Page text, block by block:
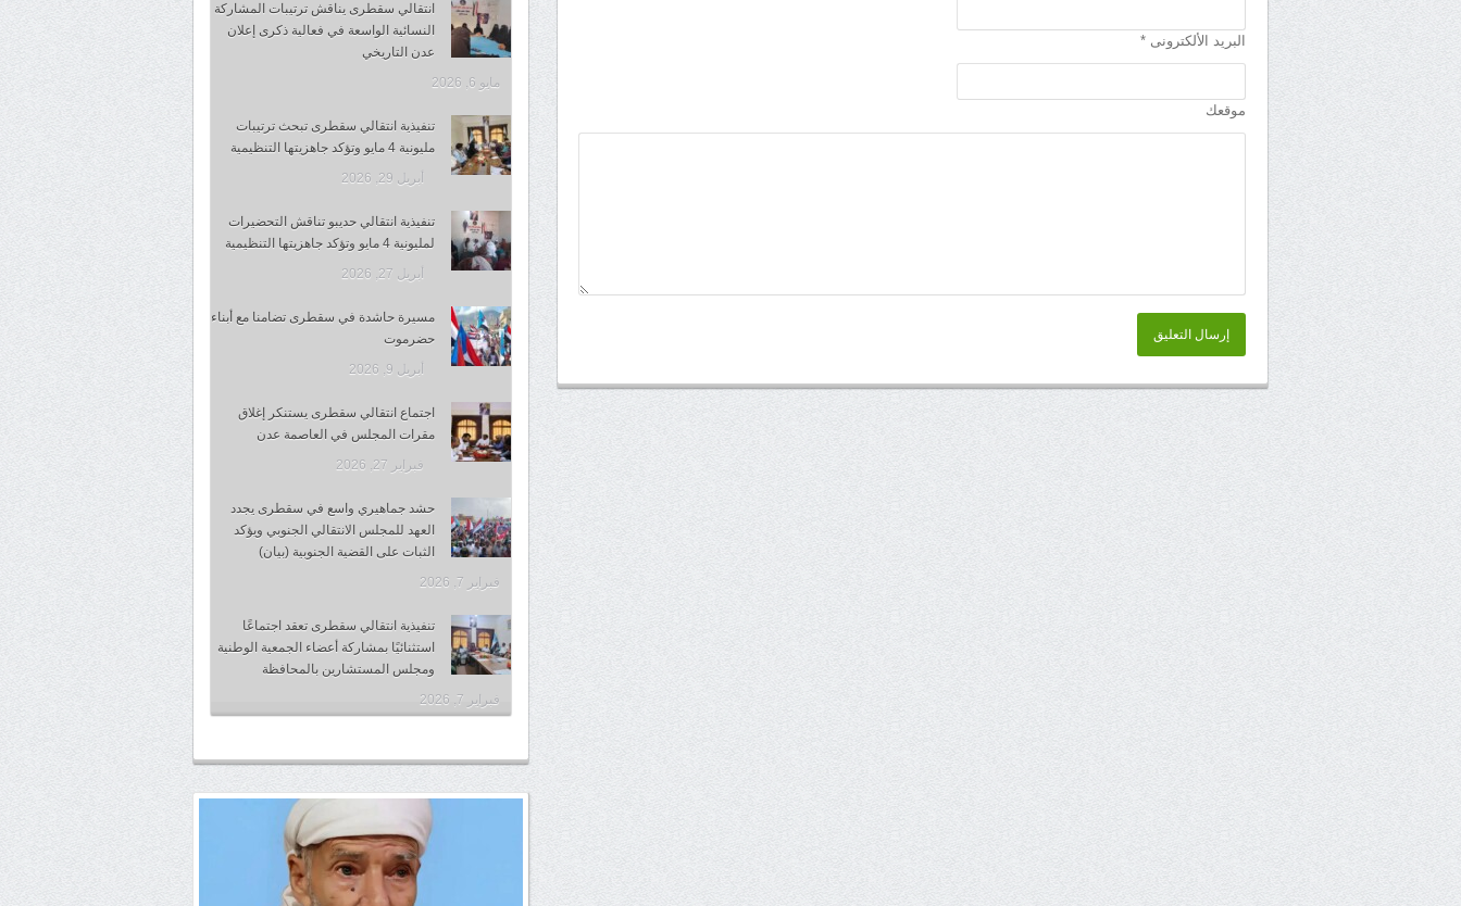
البريد الألكترونى *
موقعك
إرسال التعليق
انتقالي سقطرى يناقش ترتيبات المشاركة
النسائية الواسعة في فعالية ذكرى إعلان
عدن التاريخي
مايو 6, 2026
تنفيذية انتقالي سقطرى تبحث ترتيبات
مليونية 4 مايو وتؤكد جاهزيتها التنظيمية
أبريل 29, 2026
تنفيذية انتقالي حديبو تناقش التحضيرات
لمليونية 4 مايو وتؤكد جاهزيتها التنظيمية
أبريل 27, 2026
مسيرة حاشدة في سقطرى تضامنا مع أبناء
حضرموت
أبريل 9, 2026
اجتماع انتقالي سقطرى يستنكر إغلاق
مقرات المجلس في العاصمة عدن
فبراير 27, 2026
حشد جماهيري واسع في سقطرى يجدد
العهد للمجلس الانتقالي الجنوبي ويؤكد
الثبات على القضية الجنوبية (بيان)
فبراير 7, 2026
تنفيذية انتقالي سقطرى تعقد اجتماعًا
استثنائيًا بمشاركة أعضاء الجمعية الوطنية
ومجلس المستشارين بالمحافظة
فبراير 7, 2026